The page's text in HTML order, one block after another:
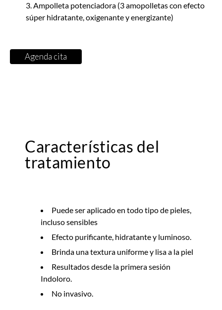
Ampolleta potenciadora (3 amopolletas con efecto
súper hidratante, oxigenante y energizante)
Agenda cita
Características del
tratamiento
Puede ser aplicado en todo tipo de pieles,
incluso sensibles
Efecto purificante, hidratante y luminoso.
Brinda una textura uniforme y lisa a la piel
Resultados desde la primera sesión
Indoloro.
No invasivo.